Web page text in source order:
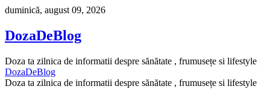
Skip
content
duminică, august 09, 2026
DozaDeBlog
Doza ta zilnica de informatii despre sănătate , frumusețe si lifestyle
DozaDeBlog
Doza ta zilnica de informatii despre sănătate , frumusețe si lifestyle